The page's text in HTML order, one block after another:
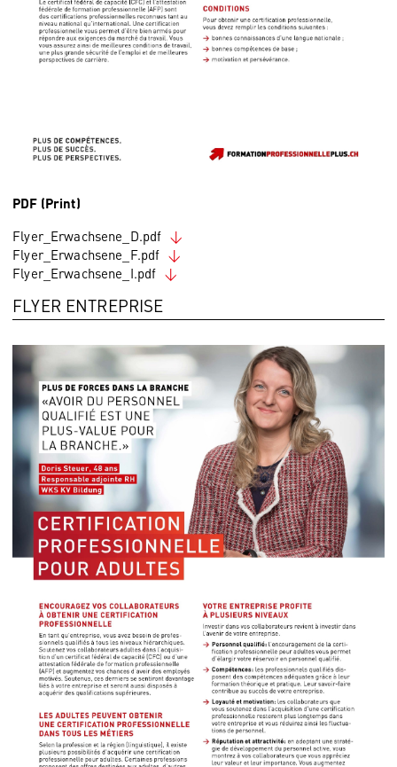
PDF (Print)
Flyer_Erwachsene_D.pdf
Flyer_Erwachsene_F.pdf
Flyer_Erwachsene_I.pdf
FLYER ENTREPRISE